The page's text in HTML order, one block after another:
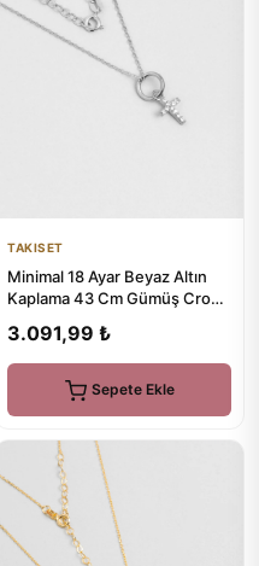
TAKISET
Minimal 18 Ayar Beyaz Altın
Kaplama 43 Cm Gümüş Cross
3.091,99 ₺
Sepete Ekle